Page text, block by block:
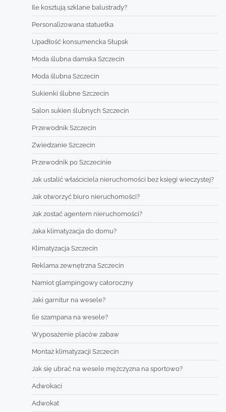
Ile kosztują szklane balustrady?
Personalizowana statuetka
Upadłość konsumencka Słupsk
Moda ślubna damska Szczecin
Moda ślubna Szczecin
Sukienki ślubne Szczecin
Salon sukien ślubnych Szczecin
Przewodnik Szczecin
Zwiedzanie Szczecin
Przewodnik po Szczecinie
Jak ustalić właściciela nieruchomości bez księgi wieczystej?
Jak otworzyć biuro nieruchomości?
Jak zostać agentem nieruchomości?
Jaka klimatyzacja do domu?
Klimatyzacja Szczecin
Reklama zewnętrzna Szczecin
Namiot glampingowy całoroczny
Jaki garnitur na wesele?
Ile szampana na wesele?
Wyposażenie placów zabaw
Montaż klimatyzacji Szczecin
Jak się ubrać na wesele mężczyzna na sportowo?
Adwokaci
Adwokat